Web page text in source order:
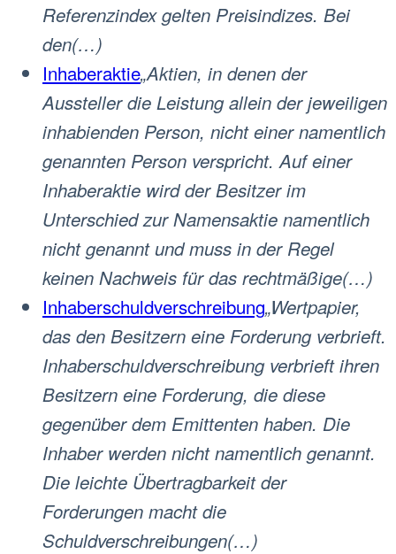
Referenzindex gelten Preisindizes. Bei
den(…)
Inhaberaktie„Aktien, in denen der
Aussteller die Leistung allein der jeweiligen
inhabienden Person, nicht einer namentlich
genannten Person verspricht. Auf einer
Inhaberaktie wird der Besitzer im
Unterschied zur Namensaktie namentlich
nicht genannt und muss in der Regel
keinen Nachweis für das rechtmäßige(…)
Inhaberschuldverschreibung„Wertpapier,
das den Besitzern eine Forderung verbrieft.
Inhaberschuldverschreibung verbrieft ihren
Besitzern eine Forderung, die diese
gegenüber dem Emittenten haben. Die
Inhaber werden nicht namentlich genannt.
Die leichte Übertragbarkeit der
Forderungen macht die
Schuldverschreibungen(…)